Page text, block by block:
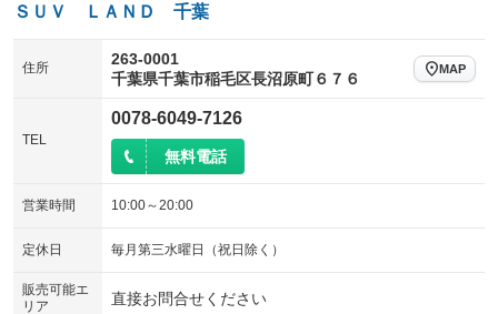
ＳＵＶ ＬＡＮＤ 千葉
住所
263-0001
千葉県千葉市稲毛区長沼原町６７６
MAP
TEL
0078-6049-7126
無料電話
営業時間 10:00～20:00
定休日 毎月第三水曜日（祝日除く）
販売可能エ
リア
直接お問合せください